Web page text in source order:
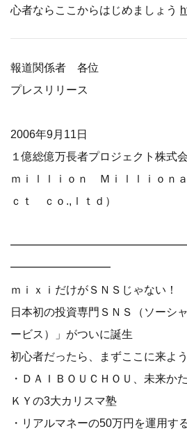
心者ならここからはじめましょう
報道関係者 各位
プレスリリース
2006年9月11日
１億総億万長者プロジェクト株式
ｍｉｌｌｉｏｎ Ｍｉｌｌｉｏｎ
ｃｔ ｃｏ.,ｌｔｄ）
━━━━━━━━━
ｍｉｘｉだけがＳＮＳじゃない！
日本初の投資専門ＳＮＳ（ソーシ
ービス）」がついに誕生
初心者だったら、まずここに来よう
・ＤＡＩＢＯＵＣＨＯＵ、未来か
ＫＹの3大カリスマ塾
・リアルマネーの50万円を運用す